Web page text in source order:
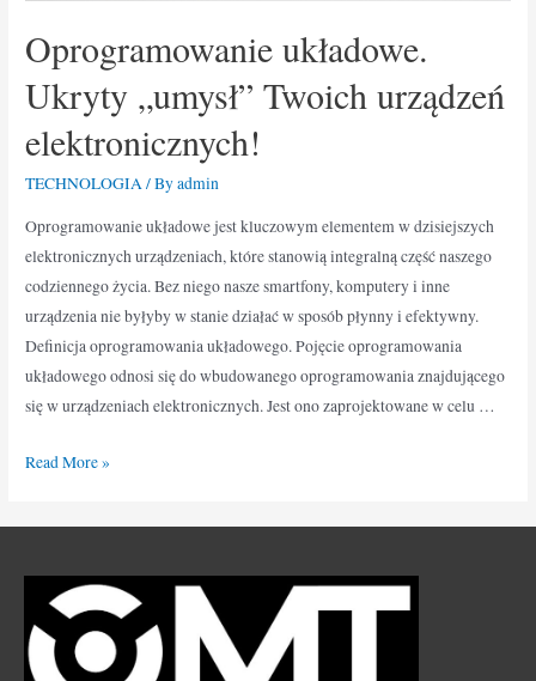
Oprogramowanie układowe.
Ukryty „umysł” Twoich urządzeń
elektronicznych!
TECHNOLOGIA/ Byadmin
Oprogramowanie układowe jest kluczowym elementem w dzisiejszych
elektronicznych urządzeniach, które stanowią integralną część naszego
codziennego życia. Bez niego nasze smartfony, komputery i inne
urządzenia nie byłyby w stanie działać w sposób płynny i efektywny.
Definicja oprogramowania układowego. Pojęcie oprogramowania
układowego odnosi się do wbudowanego oprogramowania znajdującego
się w urządzeniach elektronicznych. Jest ono zaprojektowane w celu …
Read More »